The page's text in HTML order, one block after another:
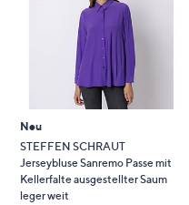
Neu
STEFFEN SCHRAUT
Jerseybluse Sanremo Passe mit
Kellerfalte ausgestellter Saum
leger weit